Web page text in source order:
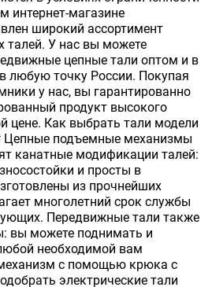
интернет-магазине
широкий ассортимент
талей. У нас вы можете
цепные тали оптом и в
любую точку России. Покупая
у нас, вы гарантированно
продукт высокого
цене. Как выбрать тали модели
Цепные подъемные механизмы
канатные модификации талей:
и просты в
из прочнейших
многолетний срок службы
Передвижные тали также
вы можете поднимать и
необходимой вам
с помощью крюка с
электрические тали